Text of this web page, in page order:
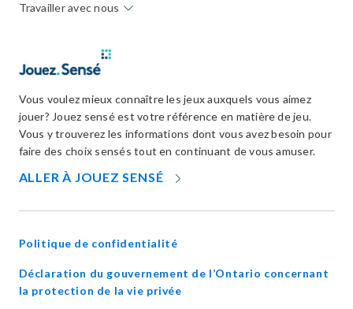
Travailler avec nous
Vous voulez mieux connaître les jeux auxquels vous aimez
jouer? Jouez sensé est votre référence en matière de jeu.
Vous y trouverez les informations dont vous avez besoin pour
faire des choix sensés tout en continuant de vous amuser.
ALLER À JOUEZ SENSÉ
NEW
Politique de confidentialité
Déclaration du gouvernement de l’Ontario concernant
la protection de la vie privéeopens